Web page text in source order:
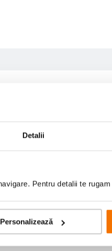
Detalii
Pentru detalii te
Personalizează